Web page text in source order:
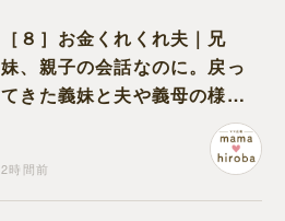
［８］お金くれくれ夫｜兄
妹、親子の会話なのに。戻っ
てきた義妹と夫や義母の様子
2時間前